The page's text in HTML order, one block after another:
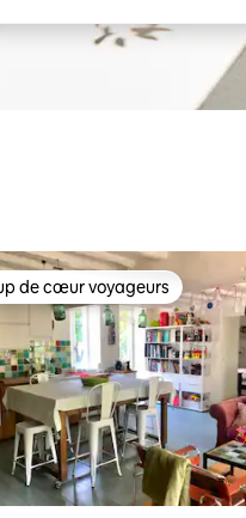
de cœur voyageurs
de cœur voyageurs